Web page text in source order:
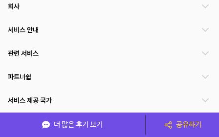
더 많은 후기 보기 공유하기
회사
서비스 안내
관련 서비스
파트너쉽
서비스 제공 국가